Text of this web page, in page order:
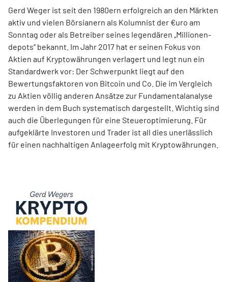
Gerd Weger ist seit den 1980ern erfolgreich an den Märkten
aktiv und vielen Börsianern als Kolumnist der €uro am
Sonntag oder als Betreiber seines legendären „Millionen­
depots“ bekannt. Im Jahr 2017 hat er seinen Fokus von
Aktien auf Kryptowährungen verlagert und legt nun ein
Standardwerk vor: Der Schwerpunkt liegt auf den
Bewertungsfaktoren von Bitcoin und Co. Die im Ver­gleich
zu Aktien völlig anderen Ansätze zur Fundamentalanalyse
werden in dem Buch systematisch dargestellt. Wichtig sind
auch die Überlegungen für eine Steueroptimierung. Für
aufgeklärte Investoren und Trader ist all dies unerlässlich
für einen nachhaltigen Anlageerfolg mit Kryptowährungen.